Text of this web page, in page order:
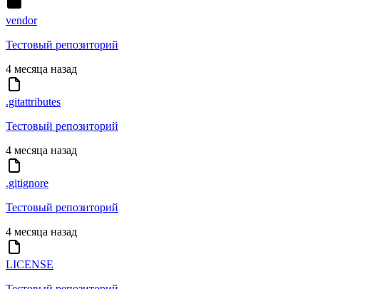
vendor
Тестовый репозиторий
4 месяца назад
.gitattributes
Тестовый репозиторий
4 месяца назад
.gitignore
Тестовый репозиторий
4 месяца назад
LICENSE